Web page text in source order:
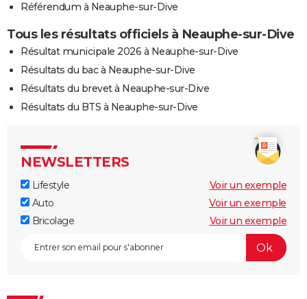
Référendum à Neauphe-sur-Dive
Tous les résultats officiels à Neauphe-sur-Dive
Résultat municipale 2026 à Neauphe-sur-Dive
Résultats du bac à Neauphe-sur-Dive
Résultats du brevet à Neauphe-sur-Dive
Résultats du BTS à Neauphe-sur-Dive
NEWSLETTERS
Lifestyle
Voir un exemple
Auto
Voir un exemple
Bricolage
Voir un exemple